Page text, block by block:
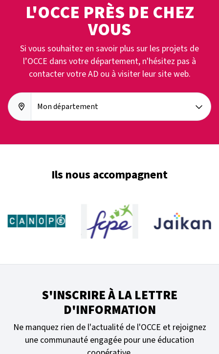
L'OCCE PRÈS DE CHEZ
VOUS
Si vous souhaitez en savoir plus sur les projets de
l’OCCE dans votre département, n'hésitez pas à
contacter votre AD ou à visiter leur site web.
Mon département
Ils nous accompagnent
S'INSCRIRE À LA LETTRE
D'INFORMATION
Ne manquez rien de l'actualité de l'OCCE et rejoignez
une communauté engagée pour une éducation